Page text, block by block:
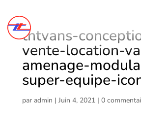
tntvans-
vente-location-
amenage-
super-equipe-
par admin | Juin 4, 2021| 0